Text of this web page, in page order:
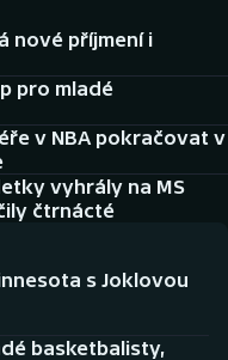
nové příjmení i
pro mladé
v NBA pokračovat v
vyhrály na MS
čtrnácté
s Joklovou
basketbalisty,